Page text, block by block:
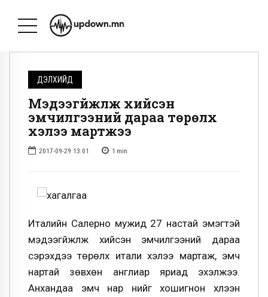
ДЭЛХИЙД
Мэдээгүйжүүлж хийсэн
эмчилгээний дараа төрөлх
хэлээ мартжээ
2017-09-29 13:01 1 min
Италийн Салерно мужид 27 настай эмэгтэй
мэдээгүйжүүлж хийсэн эмчилгээний дараа
сэрэхдээ төрөлх итали хэлээ мартаж, эмч
нартай зөвхөн англиар яриад эхэлжээ.
Анхандаа эмч нар үүнийг хошигнон хүлээн